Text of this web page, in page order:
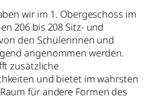
wir im 1. Obergeschoss im
206 bis 208 Sitz- und
den Schülerinnen und
angenommen werden.
zusätzliche
und bietet im wahrsten
für andere Formen des